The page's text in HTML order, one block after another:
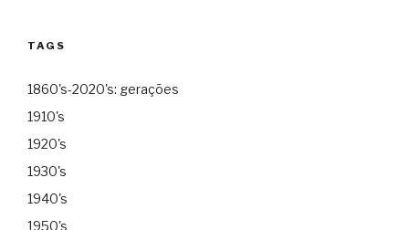
TAGS
1860's-2020's: gerações
1910's
1920's
1930's
1940's
1950's